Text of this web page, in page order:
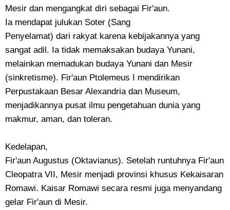
Mesir dan mengangkat diri sebagai Fir'aun.
​Ia mendapat julukan Soter (Sang
Penyelamat) dari rakyat karena kebijakannya yang
sangat adil. Ia tidak memaksakan budaya Yunani,
melainkan memadukan budaya Yunani dan Mesir
(sinkretisme). Fir'aun Ptolemeus I mendirikan
Perpustakaan Besar Alexandria dan Museum,
menjadikannya pusat ilmu pengetahuan dunia yang
makmur, aman, dan toleran.
Kedelapan,
Fir'aun Augustus (Oktavianus). ​Setelah runtuhnya Fir'aun
Cleopatra VII, Mesir menjadi provinsi khusus Kekaisaran
Romawi. Kaisar Romawi secara resmi juga menyandang
gelar Fir'aun di Mesir.